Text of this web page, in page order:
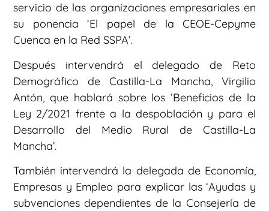
servicio de las organizaciones empresariales en
su ponencia ‘El papel de la CEOE-Cepyme
Cuenca en la Red SSPA’.
Después intervendrá el delegado de Reto
Demográfico de Castilla-La Mancha, Virgilio
Antón, que hablará sobre los ‘Beneficios de la
Ley 2/2021 frente a la despoblación y para el
Desarrollo del Medio Rural de Castilla-La
Mancha’.
También intervendrá la delegada de Economía,
Empresas y Empleo para explicar las ‘Ayudas y
subvenciones dependientes de la Consejería de